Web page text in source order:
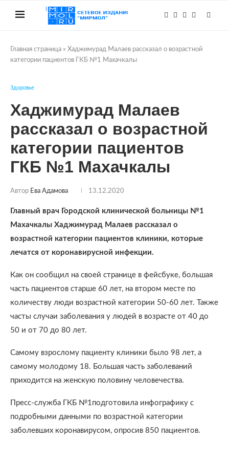
Главная страница » Хаджимурад Малаев рассказал о возрастной
категории пациентов ГКБ №1 Махачкалы
Здоровье
Хаджимурад Малаев
рассказал о возрастной
категории пациентов
ГКБ №1 Махачкалы
Автор Ева Адамова 13.12.2020
Главный врач Городской клинической больницы №1
Махачкалы Хаджимурад Малаев рассказал о
возрастной категории пациентов клиники, которые
лечатся от коронавирусной инфекции.
Как он сообщил на своей странице в фейсбуке, большая
часть пациентов старше 60 лет, на втором месте по
количеству люди возрастной категории 50-60 лет. Также
часты случаи заболевания у людей в возрасте от 40 до
50 и от 70 до 80 лет.
Самому взрослому пациенту клиники было 98 лет, а
самому молодому 18. Большая часть заболеваний
приходится на женскую половину человечества.
Пресс-служба ГКБ №1подготовила инфографику с
подробными данными по возрастной категории
заболевших коронавирусом, опросив 850 пациентов.